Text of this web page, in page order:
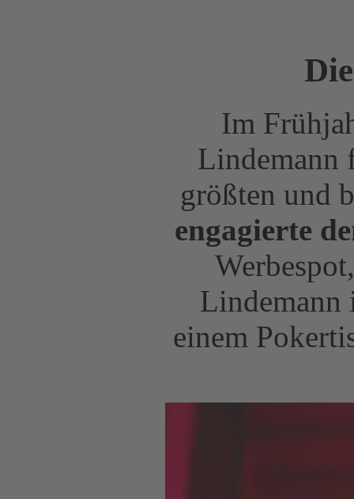
Im
Lindemann
größten und
engagierte
Lindemann
einem